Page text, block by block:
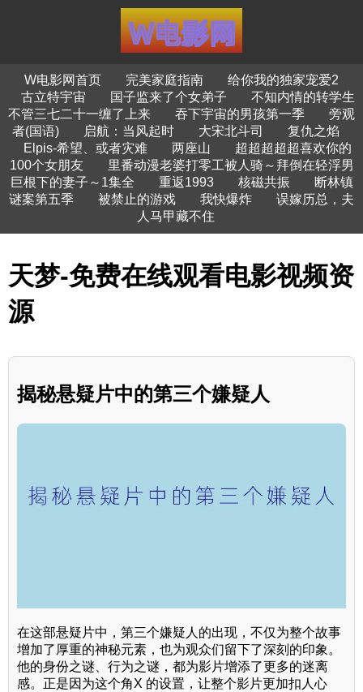
W电影网首页 完美家庭指南
给你我的独家宠爱2
古立特宇宙
国子监来了个女弟子
不知内情的转学生
不管三七二十一缠了上来
吞下宇宙的男孩第一季
旁观
者(国语)
启航：当风起时 大宋北斗司
复仇之焰
Elpis-希望、或者灾难
两座山
超超超超超喜欢你的
100个女朋友
里番动漫老婆打零工被人骑～拜倒在轻浮男
巨根下的妻子～1集全
重返1993 核磁共振
断林镇
谜案第五季
被禁止的游戏 我快爆炸
误嫁历总，夫
人马甲藏不住
天梦-免费在线观看电影视频资
源
揭秘悬疑片中的第三个嫌疑人
在这部悬疑片中，第三个嫌疑人的出现，不仅为整个故事
增加了厚重的神秘元素，也为观众们留下了深刻的印象。
他的身份之谜、行为之谜，都为影片增添了更多的迷离
感。正是因为这个角X 的设置，让整个影片更加扣人心